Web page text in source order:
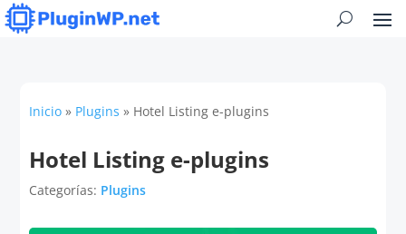
Inicio » Plugins » Hotel Listing e-plugins
Hotel Listing e-plugins
Categorías: Plugins